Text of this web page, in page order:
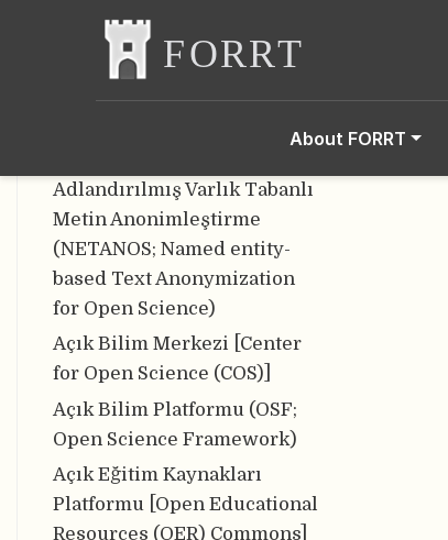
About FORRT
Sağlayıcı Kimliği (ORCID;
Open Researcher and
Adlandırılmış Varlık Tabanlı
Metin Anonimleştirme
(NETANOS; Named entity-
based Text Anonymization
for Open Science)
Açık Bilim Merkezi [Center
for Open Science (COS)]
Açık Bilim Platformu (OSF;
Open Science Framework)
Açık Eğitim Kaynakları
Platformu [Open Educational
Resources (OER) Commons]